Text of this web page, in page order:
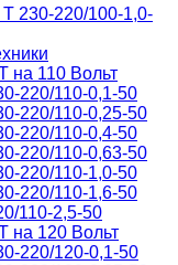
230-220/100-1,0-
110 Вольт
220/110-0,1-50
220/110-0,25-50
220/110-0,4-50
220/110-0,63-50
220/110-1,0-50
220/110-1,6-50
110-2,5-50
на 120 Вольт
220/120-0,1-50